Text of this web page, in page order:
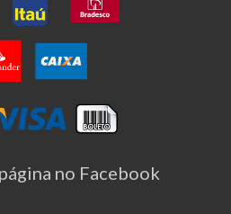
no Facebook